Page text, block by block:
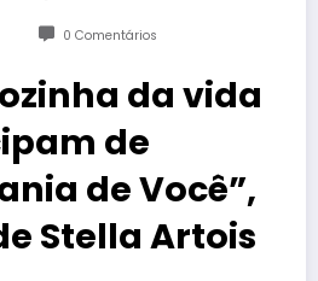
0 Comentários
da vida
de
de Você”,
Stella Artois